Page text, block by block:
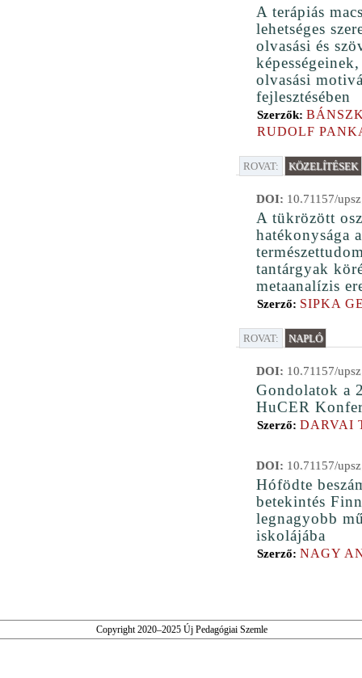
A terápiás
lehetséges
olvasási és
olvasási
fejlesztésében
Szerzők:
RUDOLF
ROVAT: KÖZELÍTÉSEK
DOI: 10.71157/
A tükrözött
hatékonysága a
tantárgyak
metaanalízis
Szerző: SIPKA
ROVAT: NAPLÓ
DOI: 10.71157/
Gondolatok a
HuCER
Szerző: DARVAI
DOI: 10.71157/
Hófödte
betekintés
legnagyobb
iskolájába
Szerző: NAGY
Copyright 2020–2025 Új Pedagógiai Szemle